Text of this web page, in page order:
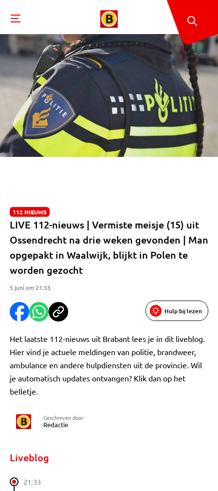
112 NIEUWS
LIVE 112-nieuws | Vermiste meisje (15) uit
Ossendrecht na drie weken gevonden | Man
opgepakt in Waalwijk, blijkt in Polen te
worden gezocht
5 juni om 21:33
Hulp bij lezen
Het laatste 112-nieuws uit Brabant lees je in dit liveblog.
Hier vind je actuele meldingen van politie, brandweer,
ambulance en andere hulpdiensten uit de provincie. Wil
je automatisch updates ontvangen? Klik dan op het
belletje.
Geschreven door
Redactie
Liveblog
21:33